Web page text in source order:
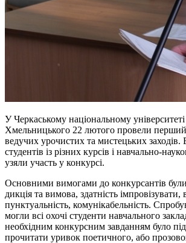
У Черкаському національному університеті
Хмельницького 22 лютого провели перший
ведучих урочистих та мистецьких заходів.
студентів із різних курсів і навчально-
узяли участь у конкурсі.
Основними вимогами до конкурсантів
дикція та вимова, здатність імпровізувати,
пунктуальність, комунікабельність.
могли всі охочі студенти навчального
необхідним конкурсним завданням було
прочитати уривок поетичного, або